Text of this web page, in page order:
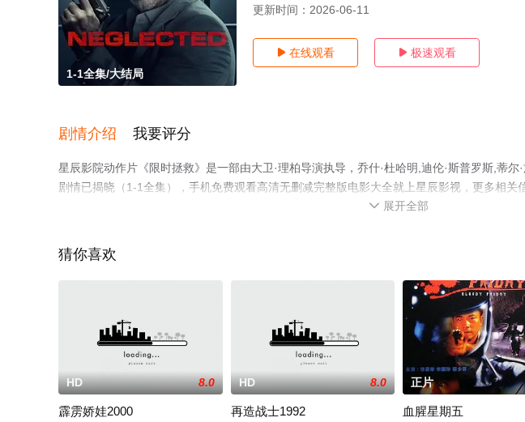
1-1全集/大结局
更新时间： 2026-06-11
 在线观看  极速观看
剧情介绍 我要评分
星辰影院动作片《限时拯救》是一部由大卫·理柏导演执导，乔什·杜哈明,迪伦·斯普罗斯,蒂
剧情已揭晓（1-1全集），手机免费观看高清无删减完整版电影大全就上星辰影视，更多相关
 展开全部
猜你喜欢
HD 8.0
霹雳娇娃2000
HD 8.0
再造战士1992
正片
血腥星期五